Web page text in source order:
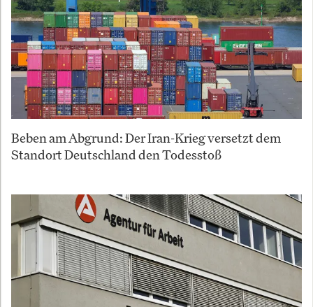
Beben am Abgrund: Der Iran-Krieg versetzt dem
Standort Deutschland den Todesstoß